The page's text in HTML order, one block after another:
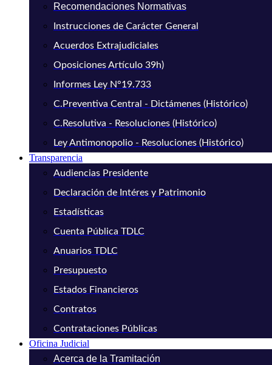
Recomendaciones Normativas
Instrucciones de Carácter General
Acuerdos Extrajudiciales
Oposiciones Artículo 39h)
Informes Ley N°19.733
C.Preventiva Central - Dictámenes (Histórico)
C.Resolutiva - Resoluciones (Histórico)
Ley Antimonopolio - Resoluciones (Histórico)
Transparencia
Audiencias Presidente
Declaración de Intéres y Patrimonio
Estadísticas
Cuenta Pública TDLC
Anuarios TDLC
Presupuesto
Estados Financieros
Contratos
Contrataciones Públicas
Oficina Judicial
Acerca de la Tramitación